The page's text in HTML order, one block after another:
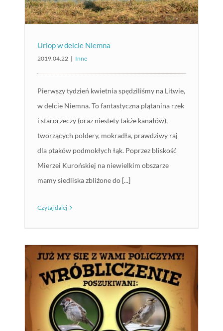
Urlop w delcie Niemna
2019.04.22 | Inne
Pierwszy tydzień kwietnia spędziliśmy na Litwie,
w delcie Niemna. To fantastyczna plątanina rzek
i starorzeczy (oraz niestety także kanałów),
tworzących poldery, mokradła, prawdziwy raj
dla ptaków podmokłych łąk. Poprzez bliskość
Mierzei Kurońskiej na niewielkim obszarze
mamy siedliska zbliżone do [...]
Czytaj dalej